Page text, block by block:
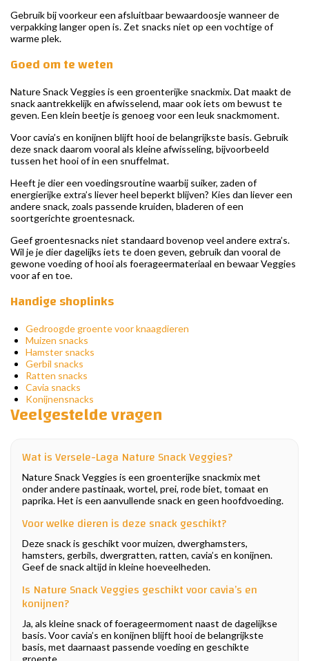
Gebruik bij voorkeur een afsluitbaar bewaardoosje wanneer de
verpakking langer open is. Zet snacks niet op een vochtige of
warme plek.
Goed om te weten
Nature Snack Veggies is een groenterijke snackmix. Dat maakt de
snack aantrekkelijk en afwisselend, maar ook iets om bewust te
geven. Een klein beetje is genoeg voor een leuk snackmoment.
Voor cavia’s en konijnen blijft hooi de belangrijkste basis. Gebruik
deze snack daarom vooral als kleine afwisseling, bijvoorbeeld
tussen het hooi of in een snuffelmat.
Heeft je dier een voedingsroutine waarbij suiker, zaden of
energierijke extra’s liever heel beperkt blijven? Kies dan liever een
andere snack, zoals passende kruiden, bladeren of een
soortgerichte groentesnack.
Geef groentesnacks niet standaard bovenop veel andere extra’s.
Wil je je dier dagelijks iets te doen geven, gebruik dan vooral de
gewone voeding of hooi als foerageermateriaal en bewaar Veggies
voor af en toe.
Handige shoplinks
Gedroogde groente voor knaagdieren
Muizen snacks
Hamster snacks
Gerbil snacks
Ratten snacks
Cavia snacks
Konijnensnacks
Veelgestelde vragen
Wat is Versele-Laga Nature Snack Veggies?
Nature Snack Veggies is een groenterijke snackmix met
onder andere pastinaak, wortel, prei, rode biet, tomaat en
paprika. Het is een aanvullende snack en geen hoofdvoeding.
Voor welke dieren is deze snack geschikt?
Deze snack is geschikt voor muizen, dwerghamsters,
hamsters, gerbils, dwergratten, ratten, cavia’s en konijnen.
Geef de snack altijd in kleine hoeveelheden.
Is Nature Snack Veggies geschikt voor cavia’s en
konijnen?
Ja, als kleine snack of foerageermoment naast de dagelijkse
basis. Voor cavia’s en konijnen blijft hooi de belangrijkste
basis, met daarnaast passende voeding en geschikte